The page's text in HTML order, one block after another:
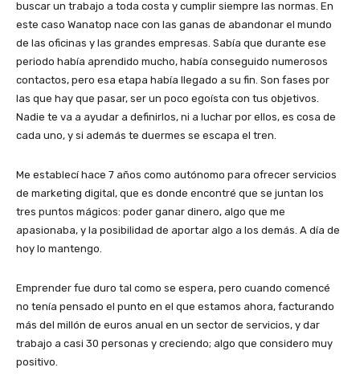
buscar un trabajo a toda costa y cumplir siempre las normas. En
este caso Wanatop nace con las ganas de abandonar el mundo
de las oficinas y las grandes empresas. Sabía que durante ese
periodo había aprendido mucho, había conseguido numerosos
contactos, pero esa etapa había llegado a su fin. Son fases por
las que hay que pasar, ser un poco egoísta con tus objetivos.
Nadie te va a ayudar a definirlos, ni a luchar por ellos, es cosa de
cada uno, y si además te duermes se escapa el tren.
Me establecí hace 7 años como autónomo para ofrecer servicios
de marketing digital, que es donde encontré que se juntan los
tres puntos mágicos: poder ganar dinero, algo que me
apasionaba, y la posibilidad de aportar algo a los demás. A día de
hoy lo mantengo.
Emprender fue duro tal como se espera, pero cuando comencé
no tenía pensado el punto en el que estamos ahora, facturando
más del millón de euros anual en un sector de servicios, y dar
trabajo a casi 30 personas y creciendo; algo que considero muy
positivo.